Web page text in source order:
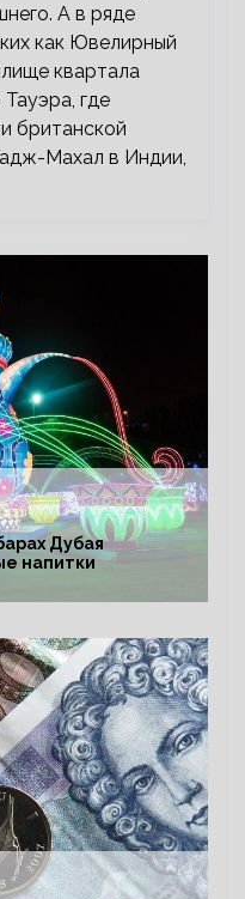
А в ряде
как Ювелирный
квартала
где
британской
Махал в Индии,
Дубая
напитки